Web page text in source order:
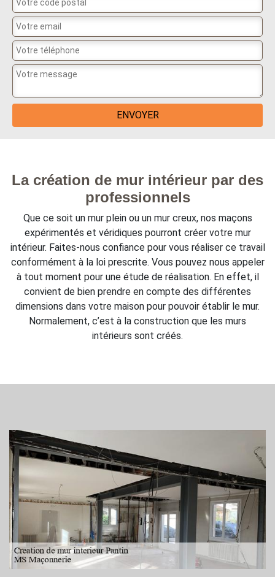
La création de mur intérieur par des
professionnels
Que ce soit un mur plein ou un mur creux, nos maçons
expérimentés et véridiques pourront créer votre mur
intérieur. Faites-nous confiance pour vous réaliser ce travail
conformément à la loi prescrite. Vous pouvez nous appeler
à tout moment pour une étude de réalisation. En effet, il
convient de bien prendre en compte des différentes
dimensions dans votre maison pour pouvoir établir le mur.
Normalement, c’est à la construction que les murs
intérieurs sont créés.